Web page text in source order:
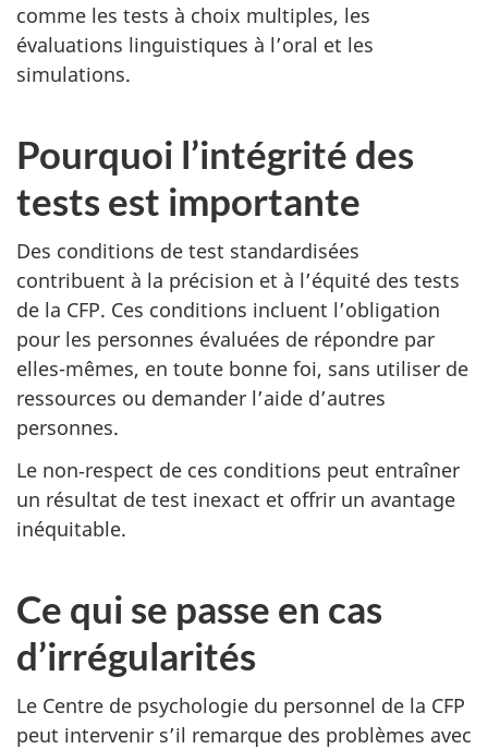
comme les tests à choix multiples, les
évaluations linguistiques à l’oral et les
simulations.
Pourquoi l’intégrité des
tests est importante
Des conditions de test standardisées
contribuent à la précision et à l’équité des tests
de la CFP. Ces conditions incluent l’obligation
pour les personnes évaluées de répondre par
elles-mêmes, en toute bonne foi, sans utiliser de
ressources ou demander l’aide d’autres
personnes.
Le non‑respect de ces conditions peut entraîner
un résultat de test inexact et offrir un avantage
inéquitable.
Ce qui se passe en cas
d’irrégularités
Le Centre de psychologie du personnel de la CFP
peut intervenir s’il remarque des problèmes avec